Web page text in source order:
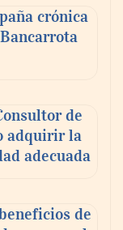
del 12 de
crónica
de
adquirir la
adecuada
de